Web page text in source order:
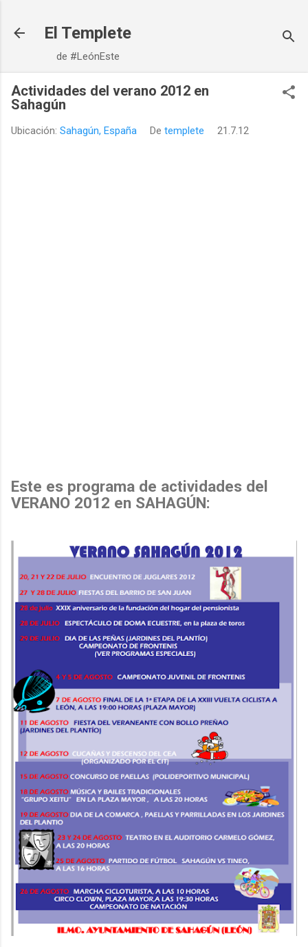
El Templete
de #LeónEste
Actividades del verano 2012 en
Sahagún
Ubicación: Sahagún, España De templete 21.7.12
Este es programa de actividades del
VERANO 2012 en SAHAGÚN: